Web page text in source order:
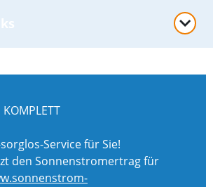
Service für Sie!
den Sonnenstromertrag für